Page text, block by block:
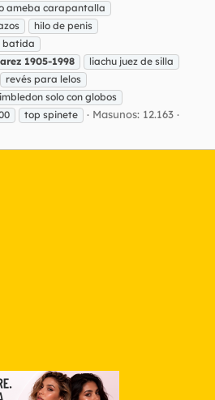
ameba carapantalla
hilo de penis
batida
1905-1998
liachu juez de silla
revés para lelos
solo con globos
top spinete
Masunos: 12.163